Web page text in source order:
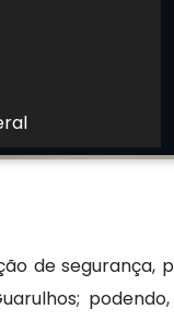
de segurança,